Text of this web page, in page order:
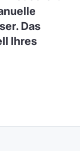
Das
Ihres